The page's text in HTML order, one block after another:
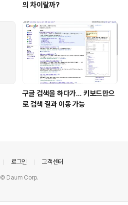
의 차이랄까?
구글 검색을 하다가... 키보드만으
로 검색 결과 이동 가능
로그인 고객센터
© Daum Corp.